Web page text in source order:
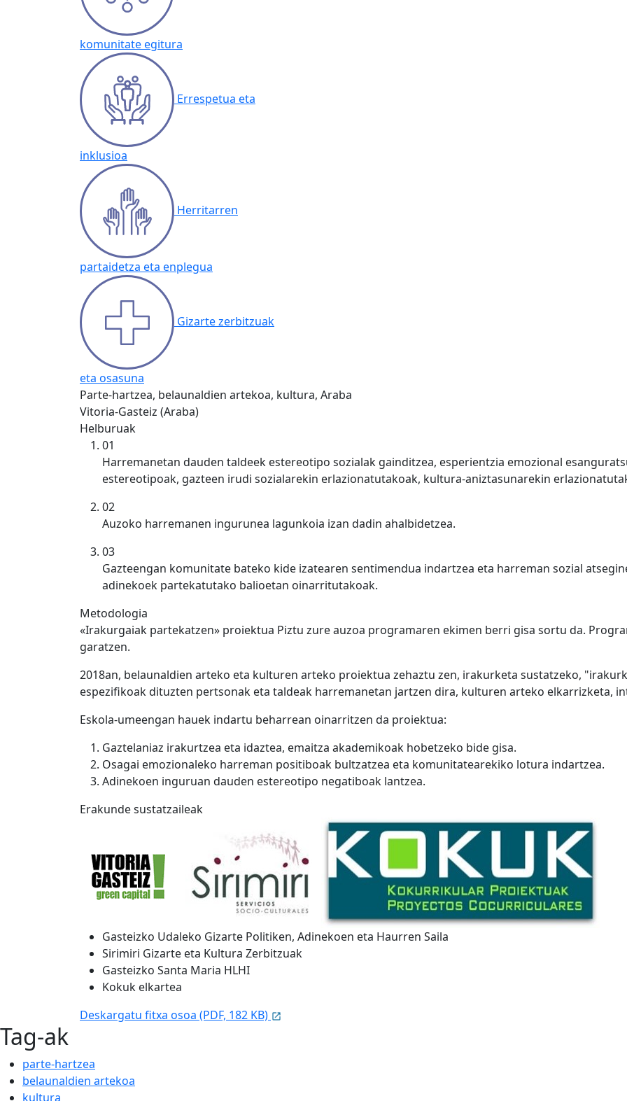
komunitate egitura
Errespetua eta
inklusioa
Herritarren
partaidetza eta enplegua
Gizarte zerbitzuak
eta osasuna
Parte-hartzea, belaunaldien artekoa, kultura, Araba
Vitoria-Gasteiz (Araba)
Helburuak
01
Harremanetan dauden taldeek estereotipo sozialak gainditzea, esperientzia emozional
estereotipoak, gazteen irudi sozialarekin erlazionatutakoak, kultura-aniztasunarekin
02
Auzoko harremanen ingurunea lagunkoia izan dadin ahalbidetzea.
03
Gazteengan komunitate bateko kide izatearen sentimendua indartzea eta harreman sozial
adinekoek partekatutako balioetan oinarritutakoak.
Metodologia
«Irakurgaiak partekatzen» proiektua Piztu zure auzoa programaren ekimen berri gisa sortu da.
garatzen.
2018an, belaunaldien arteko eta kulturen arteko proiektua zehaztu zen, irakurketa sustatzeko,
espezifikoak dituzten pertsonak eta taldeak harremanetan jartzen dira, kulturen arteko elkarrizketa,
Eskola-umeengan hauek indartu beharrean oinarritzen da proiektua:
Gaztelaniaz irakurtzea eta idaztea, emaitza akademikoak hobetzeko bide gisa.
Osagai emozionaleko harreman positiboak bultzatzea eta komunitatearekiko lotura indartzea.
Adinekoen inguruan dauden estereotipo negatiboak lantzea.
Erakunde sustatzaileak
Gasteizko Udaleko Gizarte Politiken, Adinekoen eta Haurren Saila
Sirimiri Gizarte eta Kultura Zerbitzuak
Gasteizko Santa Maria HLHI
Kokuk elkartea
Deskargatu fitxa osoa (PDF, 182 KB)
Tag-ak
parte-hartzea
belaunaldien artekoa
kultura